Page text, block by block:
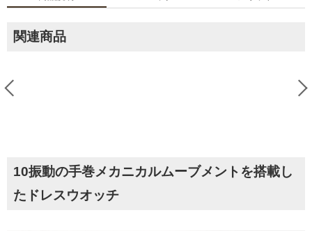
関連商品
10振動の手巻メカニカルムーブメントを搭載し
たドレスウオッチ